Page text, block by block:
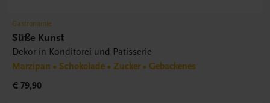
Gastronomie
Süße Kunst
Dekor in Konditorei und Patisserie
Marzipan • Schokolade • Zucker • Gebackenes
€ 79,90